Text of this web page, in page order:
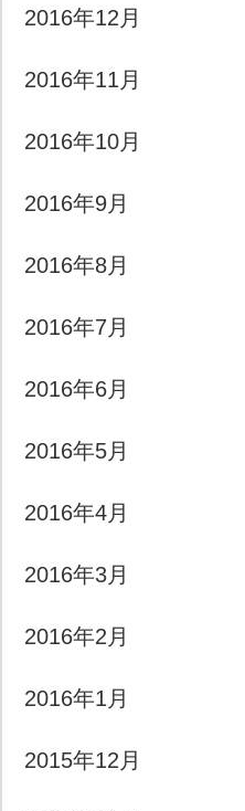
2016年12月
2016年11月
2016年10月
2016年9月
2016年8月
2016年7月
2016年6月
2016年5月
2016年4月
2016年3月
2016年2月
2016年1月
2015年12月